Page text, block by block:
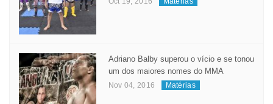
Adriano Balby superou o vício e se tonou
um dos maiores nomes do MMA
Nov 04, 2016 Matérias